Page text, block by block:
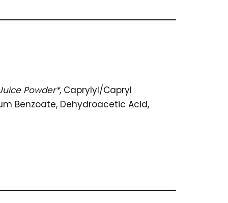
Powder*, Caprylyl/Capryl
Benzoate, Dehydroacetic Acid,